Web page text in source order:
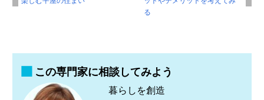
る
この専門家に相談してみよう
暮らしを創造